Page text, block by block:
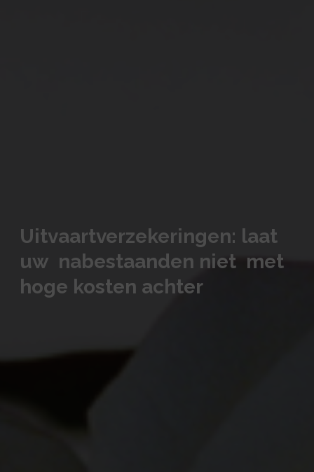
Uitvaartverzekeringen: laat
uw nabestaanden niet met
hoge kosten achter